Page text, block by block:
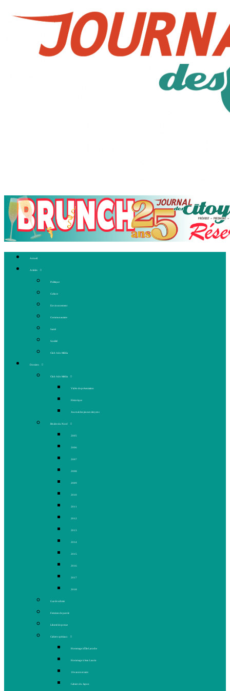
Accueil
Articles
Politique
Culture
Environnement
Communautaire
Santé
Société
Club Ado Média
Dossiers
Club Ado Média
Vidéo de présentation
Historique
Journal des jeunes citoyens
Rivière du Nord
2005
2006
2007
2008
2009
2010
2011
2012
2013
2014
2015
2016
2017
2018
Gaz de schiste
Femmes de parole
Liberté de presse
Cahiers spéciaux
Hommage à Élie Laroche
Hommage à Jean Laurin
10e anniversaire
Cahiers du Japon